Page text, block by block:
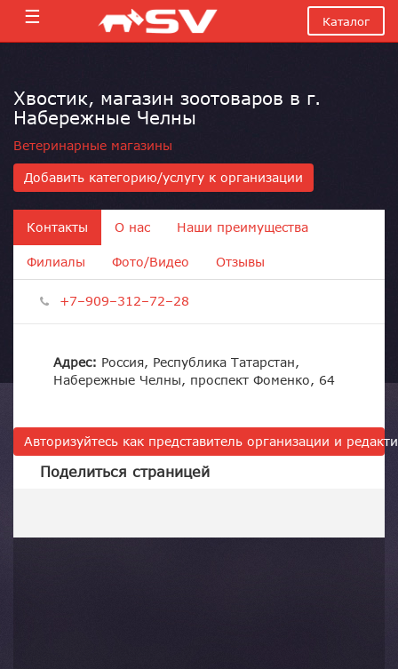
☰ Каталог
Хвостик, магазин зоотоваров в г.
Набережные Челны
Ветеринарные магазины
Добавить категорию/услугу к организации
Контакты О нас Наши преимущества
Филиалы Фото/Видео Отзывы
+7–909–312–72–28
Адрес: Россия, Республика Татарстан,
Набережные Челны, проспект Фоменко, 64
Авторизуйтесь как представитель организации и
Поделиться страницей